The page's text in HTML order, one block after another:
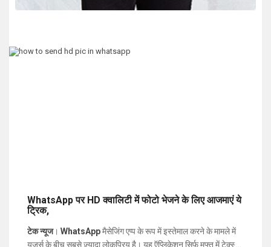
WhatsApp पर HD क्वालिटी में फोटो भेजने के लिए आजमाएं ये
ट्रिक,
टेक न्यूज। WhatsAppमैसेजिंग एप्प के रूप में इस्तेमाल करने के मामले में
यूजर्स के बीच सबसे ज़्यादा लोकप्रिय है। यह ऍप्लिकेशन सिर्फ मुफ्त में टेक्स्ट